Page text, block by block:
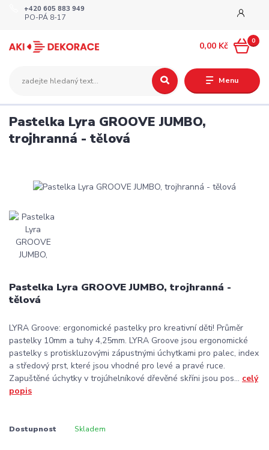
Menu
+420 605 883 949
PO-PÁ 8-17
0
0,00 Kč
Pastelka Lyra GROOVE JUMBO,
trojhranná - tělová
Pastelka Lyra GROOVE JUMBO, trojhranná -
tělová
LYRA Groove: ergonomické pastelky pro kreativní děti! Průměr
pastelky 10mm a tuhy 4,25mm. LYRA Groove jsou ergonomické
pastelky s protiskluzovými zápustnými úchytkami pro palec, index
a středový prst, které jsou vhodné pro levé a pravé ruce.
Zapuštěné úchytky v trojúhelníkové dřevěné skříni jsou pos... celý
popis
Dostupnost Skladem